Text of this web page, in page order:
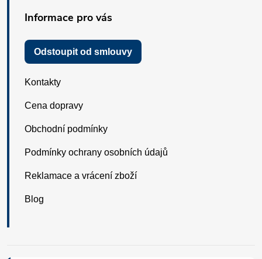
Informace pro vás
Odstoupit od smlouvy
Kontakty
Cena dopravy
Obchodní podmínky
Podmínky ochrany osobních údajů
Reklamace a vrácení zboží
Blog